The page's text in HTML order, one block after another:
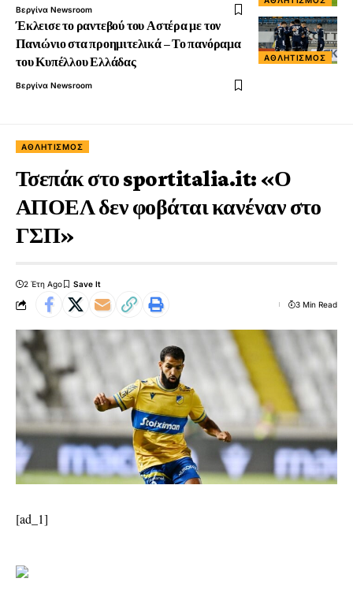
Βεργίνα Newsroom
ΑΘΛΗΤΙΣΜΌΣ
Έκλεισε το ραντεβού του Αστέρα με τον
Πανιώνιο στα προημιτελικά – Το πανόραμα
του Κυπέλλου Ελλάδας
Βεργίνα Newsroom
ΑΘΛΗΤΙΣΜΌΣ
Τσεπάκ στο sportitalia.it: «Ο
ΑΠΟΕΛ δεν φοβάται κανέναν στο
ΓΣΠ»
2 Έτη Ago
3 Min Read
[ad_1]